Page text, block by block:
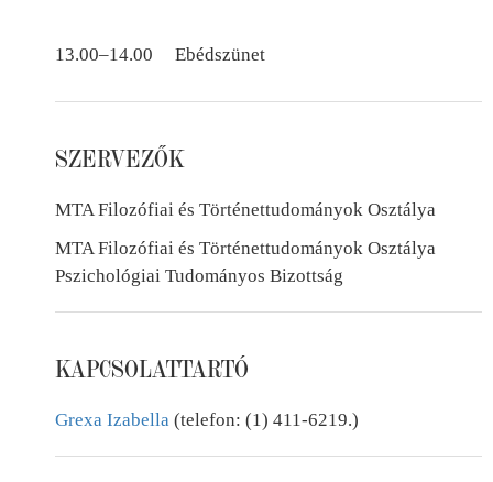
13.00–14.00 Ebédszünet
SZERVEZŐK
MTA Filozófiai és Történettudományok Osztálya
MTA Filozófiai és Történettudományok Osztálya
Pszichológiai Tudományos Bizottság
KAPCSOLATTARTÓ
Grexa Izabella (telefon: (1) 411-6219.)